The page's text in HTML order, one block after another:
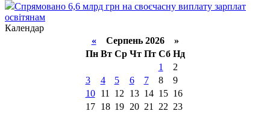
Спрямовано 6,6 млрд грн на своєчасну виплату зарплат
освітянам
Календар
«Серпень 2026 »
Пн Вт Ср Чт Пт Сб Нд
1
2
3
4 5 6 7 8
9
10
11 12 13 14 15 16
17
18 19 20 21 22 23